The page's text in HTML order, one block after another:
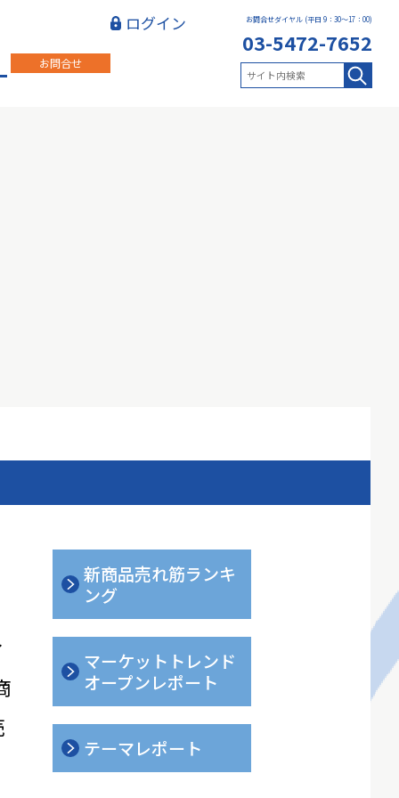
お問合せ
お問合せダイヤル (平日 9：30～17：00)
03-5472-7652
ログイン
新商品売れ筋ランキ
ング
マーケットトレンド
オープンレポート
テーマレポート